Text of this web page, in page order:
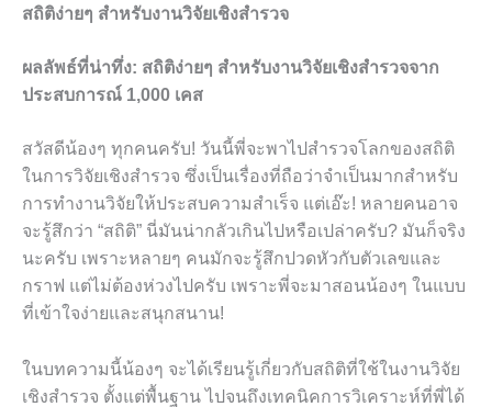
สถิติง่ายๆ สำหรับงานวิจัยเชิงสำรวจ
ผลลัพธ์ที่น่าทึ่ง: สถิติง่ายๆ สำหรับงานวิจัยเชิงสำรวจจาก
ประสบการณ์ 1,000 เคส
สวัสดีน้องๆ ทุกคนครับ! วันนี้พี่จะพาไปสำรวจโลกของสถิติ
ในการวิจัยเชิงสำรวจ ซึ่งเป็นเรื่องที่ถือว่าจำเป็นมากสำหรับ
การทำงานวิจัยให้ประสบความสำเร็จ แต่เอ๊ะ! หลายคนอาจ
จะรู้สึกว่า “สถิติ” นี่มันน่ากลัวเกินไปหรือเปล่าครับ? มันก็จริง
นะครับ เพราะหลายๆ คนมักจะรู้สึกปวดหัวกับตัวเลขและ
กราฟ แต่ไม่ต้องห่วงไปครับ เพราะพี่จะมาสอนน้องๆ ในแบบ
ที่เข้าใจง่ายและสนุกสนาน!
ในบทความนี้น้องๆ จะได้เรียนรู้เกี่ยวกับสถิติที่ใช้ในงานวิจัย
เชิงสำรวจ ตั้งแต่พื้นฐาน ไปจนถึงเทคนิคการวิเคราะห์ที่พี่ได้